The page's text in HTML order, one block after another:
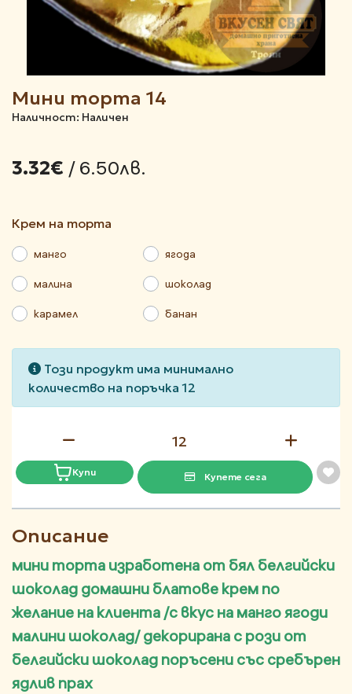
Мини торта 14
Наличност: Наличен
3.32€ / 6.50лв.
крем на торта
манго ягода
малина шоколад
карамел банан
Този продукт има минимално
количество на поръчка 12
Купи Купете сега
Описание
мини торта изработена от бял белгийски
шоколад домашни блатове крем по
желание на клиента /с вкус на манго ягоди
малини шоколад/ декорирана с рози от
белгийски шоколад поръсени със сребърен
ядлив прах